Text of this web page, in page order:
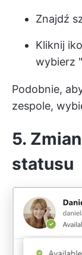
Znajdź
Kliknij
wybierz
Podobnie,
zespole,
5.
statusu